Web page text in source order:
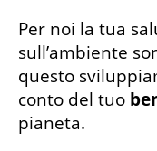
Per noi la tua
sull’ambiente
questo
conto del tuo
pianeta.